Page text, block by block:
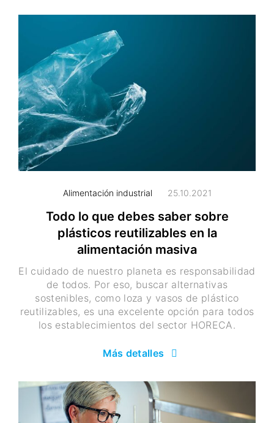
Alimentación industrial 25.10.2021
Todo lo que debes saber sobre
plásticos reutilizables en la
alimentación masiva
El cuidado de nuestro planeta es responsabilidad
de todos. Por eso, buscar alternativas
sostenibles, como loza y vasos de plástico
reutilizables, es una excelente opción para todos
los establecimientos del sector HORECA.
Más detalles